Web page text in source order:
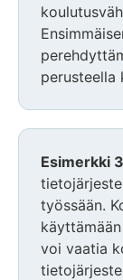
perusteella
Esimerkki 3
työssään.
voi vaatia